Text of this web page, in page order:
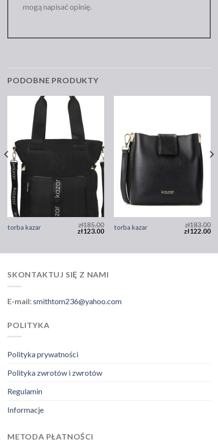
mogą napisać opinię.
PODOBNE PRODUKTY
torba kazar zł185.00
zł123.00 torba kazar zł183.00
zł122.00
SKONTAKTUJ SIĘ Z NAMI
E-mail:smithtom236@yahoo.com
POLITYKA
Polityka prywatności
Polityka zwrotów i zwrotów
Regulamin
Informacje
METODA PŁATNOŚCI